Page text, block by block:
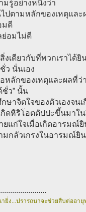
รู้อย่างหนึ่งว่า
ปตามหลักของเหตุและ
มดี
ย่อมไม่ดี
งเดียวกับที่พวกเราได้
ว นั่นเอง
หลักของเหตุและผลที่ว่า
ชั่ว” นั้น
กษาจิตใจของตัวเองจน
กิดหิริโอตตัปปะขึ้นมาใน
แก่ใจเมื่อเกิดอารมณ์
มกลัวเกรงในอารมณ์ยิ
ยิ่ง...ปรารถนาจะช่วยสืบต่ออา